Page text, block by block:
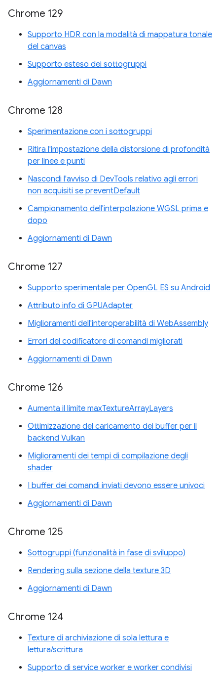
Chrome 129
Supporto HDR con la modalità di mappatura tonale
del canvas
Supporto esteso dei sottogruppi
Aggiornamenti di Dawn
Chrome 128
Sperimentazione con i sottogruppi
Ritira l'impostazione della distorsione di profondità
per linee e punti
Nascondi l'avviso di DevTools relativo agli errori
non acquisiti se preventDefault
Campionamento dell'interpolazione WGSL prima e
dopo
Aggiornamenti di Dawn
Chrome 127
Supporto sperimentale per OpenGL ES su Android
Attributo info di GPUAdapter
Miglioramenti dell'interoperabilità di WebAssembly
Errori del codificatore di comandi migliorati
Aggiornamenti di Dawn
Chrome 126
Aumenta il limite maxTextureArrayLayers
Ottimizzazione del caricamento dei buffer per il
backend Vulkan
Miglioramenti dei tempi di compilazione degli
shader
I buffer dei comandi inviati devono essere univoci
Aggiornamenti di Dawn
Chrome 125
Sottogruppi (funzionalità in fase di sviluppo)
Rendering sulla sezione della texture 3D
Aggiornamenti di Dawn
Chrome 124
Texture di archiviazione di sola lettura e
lettura/scrittura
Supporto di service worker e worker condivisi